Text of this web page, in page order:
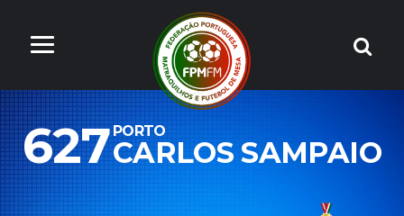
627 PORTO
CARLOS SAMPAIO